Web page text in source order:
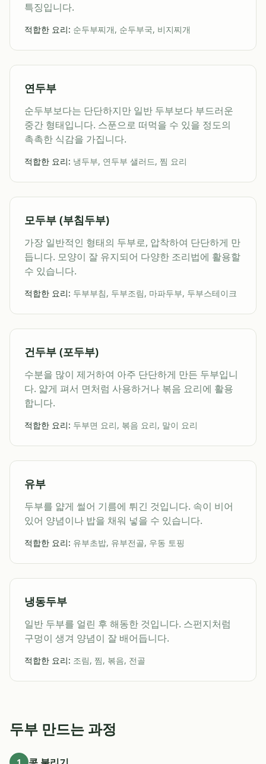
특징입니다.
적합한 요리: 순두부찌개, 순두부국, 비지찌개
연두부
순두부보다는 단단하지만 일반 두부보다 부드러운
중간 형태입니다. 스푼으로 떠먹을 수 있을 정도의
촉촉한 식감을 가집니다.
적합한 요리: 냉두부, 연두부 샐러드, 찜 요리
모두부 (부침두부)
가장 일반적인 형태의 두부로, 압착하여 단단하게 만
듭니다. 모양이 잘 유지되어 다양한 조리법에 활용할
수 있습니다.
적합한 요리: 두부부침, 두부조림, 마파두부, 두부스테이크
건두부 (포두부)
수분을 많이 제거하여 아주 단단하게 만든 두부입니
다. 얇게 펴서 면처럼 사용하거나 볶음 요리에 활용
합니다.
적합한 요리: 두부면 요리, 볶음 요리, 말이 요리
유부
두부를 얇게 썰어 기름에 튀긴 것입니다. 속이 비어
있어 양념이나 밥을 채워 넣을 수 있습니다.
적합한 요리: 유부초밥, 유부전골, 우동 토핑
냉동두부
일반 두부를 얼린 후 해동한 것입니다. 스펀지처럼
구멍이 생겨 양념이 잘 배어듭니다.
적합한 요리: 조림, 찜, 볶음, 전골
두부 만드는 과정